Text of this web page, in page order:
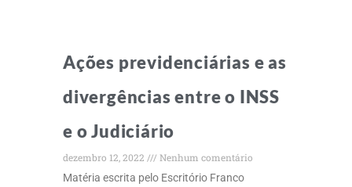
Ações previdenciárias e as
divergências entre o INSS
e o Judiciário
dezembro 12, 2022
Nenhum comentário
Matéria escrita pelo Escritório Franco